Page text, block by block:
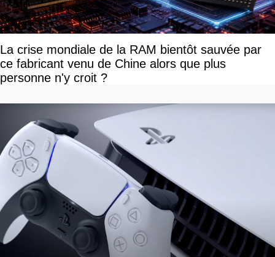
La crise mondiale de la RAM bientôt sauvée par
ce fabricant venu de Chine alors que plus
personne n'y croit ?